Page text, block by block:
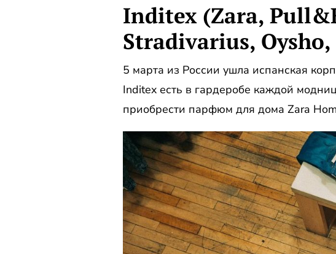
Inditex (Zara,
Stradivarius,
5 марта из России ушла испанская
Inditex есть в гардеробе каждой
приобрести парфюм для дома Zara